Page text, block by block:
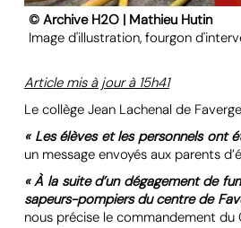
© Archive H2O | Mathieu Hutin
Image d'illustration, fourgon
Article mis à jour à 15h41
Le collège Jean Lachenal de
« Les élèves et les personnels ont
un message envoyés aux parents
«À la suite d’un dégagement de
sapeurs-pompiers du centre de
nous précise le commandement du